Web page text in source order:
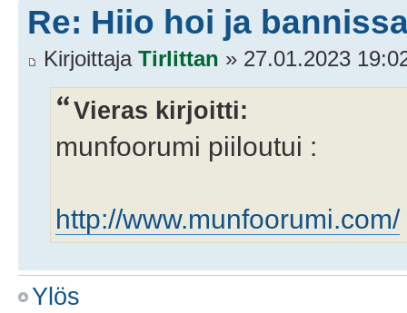
Re: Hiio hoi ja
Kirjoittaja Tirlittan » 27.01.2023
Vieras kirjoitti:
munfoorumi piiloutui :
http://www.munfoorumi.com/
Ylös